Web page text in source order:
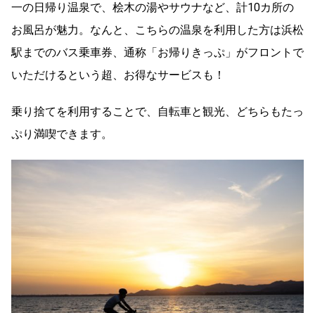
一の日帰り温泉で、桧木の湯やサウナなど、計10カ所の
お風呂が魅力。なんと、こちらの温泉を利用した方は浜松
駅までのバス乗車券、通称「お帰りきっぷ」がフロントで
いただけるという超、お得なサービスも！
乗り捨てを利用することで、自転車と観光、どちらもたっ
ぷり満喫できます。